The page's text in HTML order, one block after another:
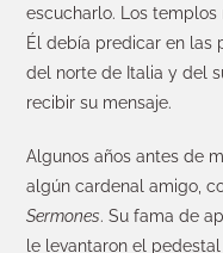
escucharlo. Los
Él debía predicar en las
del norte de Italia y del
recibir su mensaje.
Algunos años antes de
algún cardenal amigo,
Sermones. Su fama de
le levantaron el